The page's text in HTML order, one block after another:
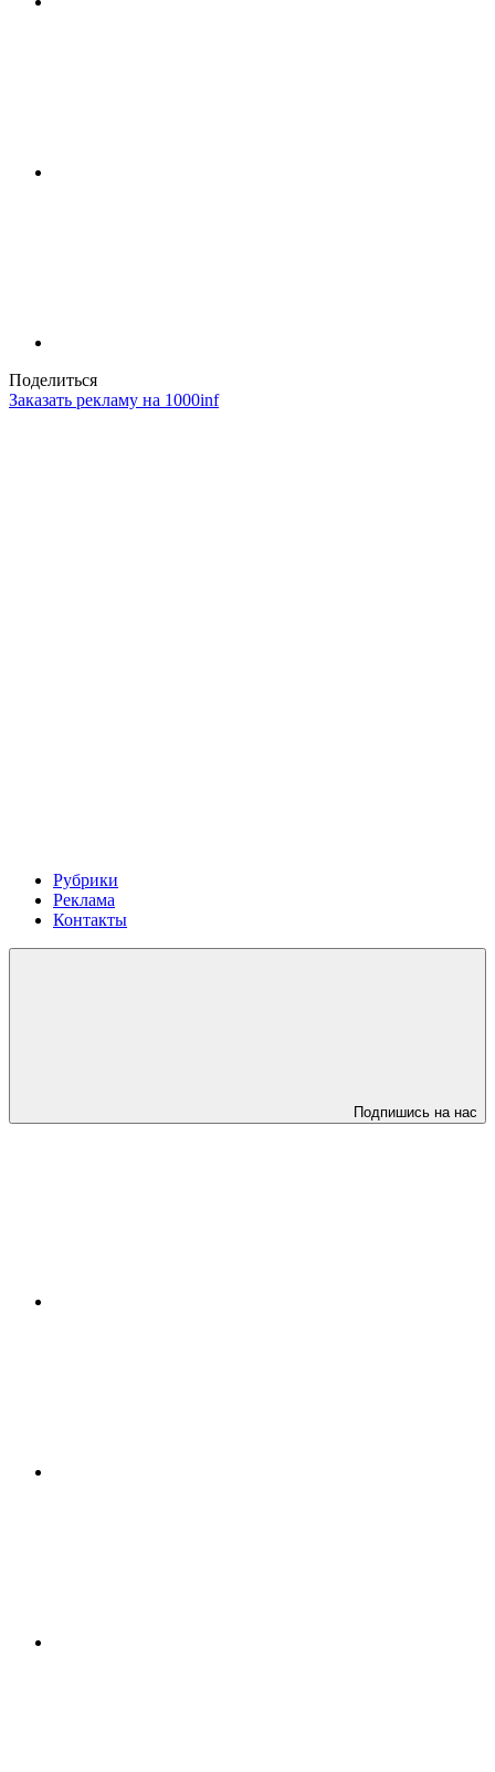
Поделиться
Заказать рекламу на 1000inf
Рубрики
Реклама
Контакты
Подпишись на нас